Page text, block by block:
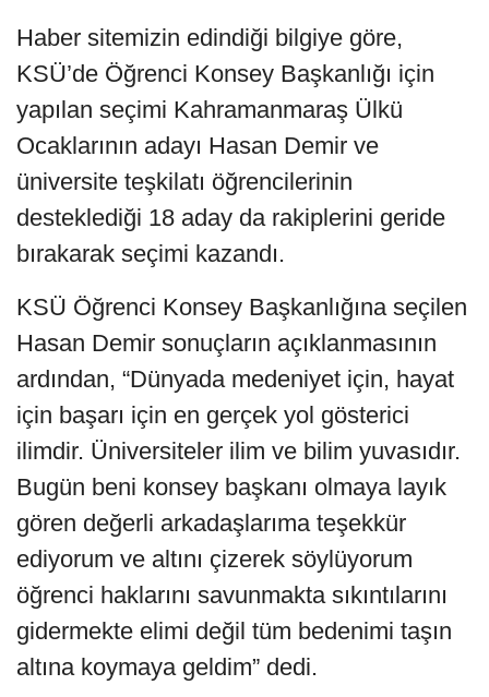
Haber sitemizin edindiği bilgiye göre,
KSÜ’de Öğrenci Konsey Başkanlığı için
yapılan seçimi Kahramanmaraş Ülkü
Ocaklarının adayı Hasan Demir ve
üniversite teşkilatı öğrencilerinin
desteklediği 18 aday da rakiplerini geride
bırakarak seçimi kazandı.
KSÜ Öğrenci Konsey Başkanlığına seçilen
Hasan Demir sonuçların açıklanmasının
ardından, “Dünyada medeniyet için, hayat
için başarı için en gerçek yol gösterici
ilimdir. Üniversiteler ilim ve bilim yuvasıdır.
Bugün beni konsey başkanı olmaya layık
gören değerli arkadaşlarıma teşekkür
ediyorum ve altını çizerek söylüyorum
öğrenci haklarını savunmakta sıkıntılarını
gidermekte elimi değil tüm bedenimi taşın
altına koymaya geldim” dedi.